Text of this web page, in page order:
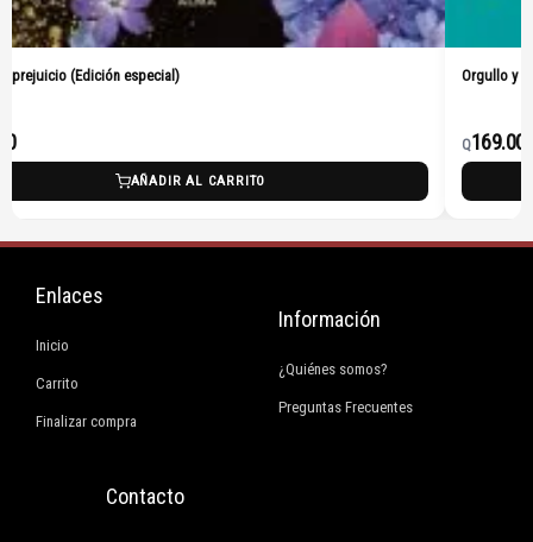
AL CARRITO
Orgullo y prejuicio (Pasta Dura)
Enlaces
Inicio
Carrito
Finalizar compra
Información
¿Quiénes somos?
Preguntas Frecuentes
Contacto